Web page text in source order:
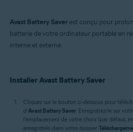
Produits:
Avast Battery Saver 22.x pour Windows
Microsoft Windows 8.1/Professionnel/
Microsoft Windows 7 Édition Familiale
Premium/Professionnel/Entreprise/Édition
(32/64 bits)
Avast Battery Saver est conçu pour
batterie de votre ordinateur portable en
interne et externe.
Installer Avast Battery Saver
Cliquez sur le bouton ci-dessous pour
d’Avast Battery Saver. Enregistrez-le sur
l’emplacement de votre choix (par défaut,
enregistrés dans votre dossier